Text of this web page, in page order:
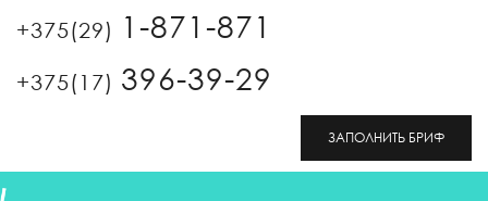
+375(29) 1-871-871
+375(17) 396-39-29
ЗАПОЛНИТЬ БРИФ